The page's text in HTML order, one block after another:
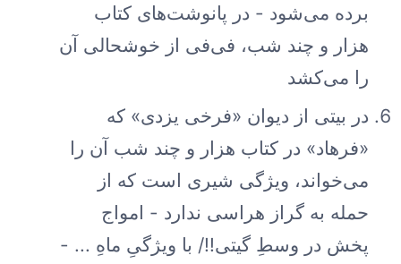
برده می‌شود - در پانوشت‌های کتاب
هزار و چند شب، فی‌فی از خوشحالی آن
را می‌کشد
در بیتی از دیوان «فرخی یزدی» که
«فرهاد» در کتاب هزار و چند شب آن را
می‌خواند، ویژگی شیری است که از
حمله به گراز هراسی ندارد - امواج
پخش در وسطِ گیتی!!/ با ویژگیِ ماهِ ... -